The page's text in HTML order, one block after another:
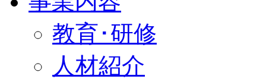
教育･研修
人材紹介